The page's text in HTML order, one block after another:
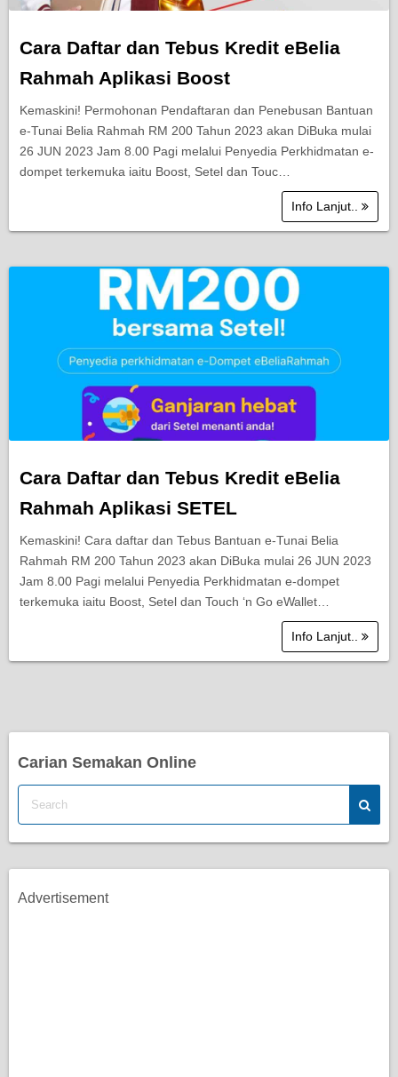
Cara Daftar dan Tebus Kredit eBelia
Rahmah Aplikasi Boost
Kemaskini! Permohonan Pendaftaran dan Penebusan Bantuan
e-Tunai Belia Rahmah RM 200 Tahun 2023 akan DiBuka mulai
26 JUN 2023 Jam 8.00 Pagi melalui Penyedia Perkhidmatan e-
dompet terkemuka iaitu Boost, Setel dan Touc…
Info Lanjut..
Cara Daftar dan Tebus Kredit eBelia
Rahmah Aplikasi SETEL
Kemaskini! Cara daftar dan Tebus Bantuan e-Tunai Belia
Rahmah RM 200 Tahun 2023 akan DiBuka mulai 26 JUN 2023
Jam 8.00 Pagi melalui Penyedia Perkhidmatan e-dompet
terkemuka iaitu Boost, Setel dan Touch ‘n Go eWallet…
Info Lanjut..
Carian Semakan Online
Advertisement